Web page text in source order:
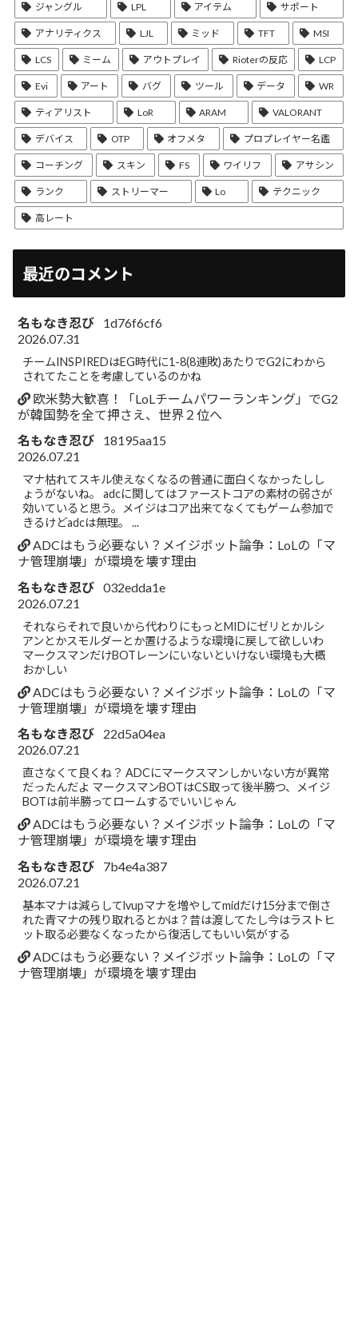
ジャングル LPL アイテム サポート
アナリティクス LJL ミッド TFT MSI
LCS ミーム アウトプレイ Rioterの反応 LCP
Evi アート バグ ツール データ WR
ティアリスト LoR ARAM VALORANT
デバイス OTP オフメタ プロプレイヤー名鑑
コーチング スキン FS ワイリフ アサシン
ランク ストリーマー Lo テクニック
高レート
最近のコメント
名もなき忍び
1d76f6cf6
2026.07.31
チームINSPIREDはEG時代に1-8(8連敗)あたりでG2にわから
されてたことを考慮しているのかね
欧米勢大歓喜！「LoLチームパワーランキング」でG2
が韓国勢を全て押さえ、世界２位へ
名もなき忍び
18195aa15
2026.07.21
マナ枯れてスキル使えなくなるの普通に面白くなかったしし
ょうがないね。 adcに関してはファーストコアの素材の弱さが
効いていると思う。メイジはコア出来てなくてもゲーム参加で
きるけどadcは無理。 ...
ADCはもう必要ない？メイジボット論争：LoLの「マ
ナ管理崩壊」が環境を壊す理由
名もなき忍び 032edda1e
2026.07.21
それならそれで良いから代わりにもっとMIDにゼリとかルシ
アンとかスモルダーとか置けるような環境に戻して欲しいわ
マークスマンだけBOTレーンにいないといけない環境も大概
おかしい
ADCはもう必要ない？メイジボット論争：LoLの「マ
ナ管理崩壊」が環境を壊す理由
名もなき忍び
22d5a04ea
2026.07.21
直さなくて良くね？ ADCにマークスマンしかいない方が異常
だったんだよ マークスマンBOTはCS取って後半勝つ、メイジ
BOTは前半勝ってロームするでいいじゃん
ADCはもう必要ない？メイジボット論争：LoLの「マ
ナ管理崩壊」が環境を壊す理由
名もなき忍び
7b4e4a387
2026.07.21
基本マナは減らしてlvupマナを増やしてmidだけ15分まで倒さ
れた青マナの残り取れるとかは？昔は渡してたし今はラストヒ
ット取る必要なくなったから復活してもいい気がする
ADCはもう必要ない？メイジボット論争：LoLの「マ
ナ管理崩壊」が環境を壊す理由